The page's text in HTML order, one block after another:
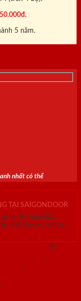
5 năm.
nhất có thể
TẠI SAIGONDOOR
tín lên hàng đầu.
nhật theo xu hướng.
Từ
,
,
,
,